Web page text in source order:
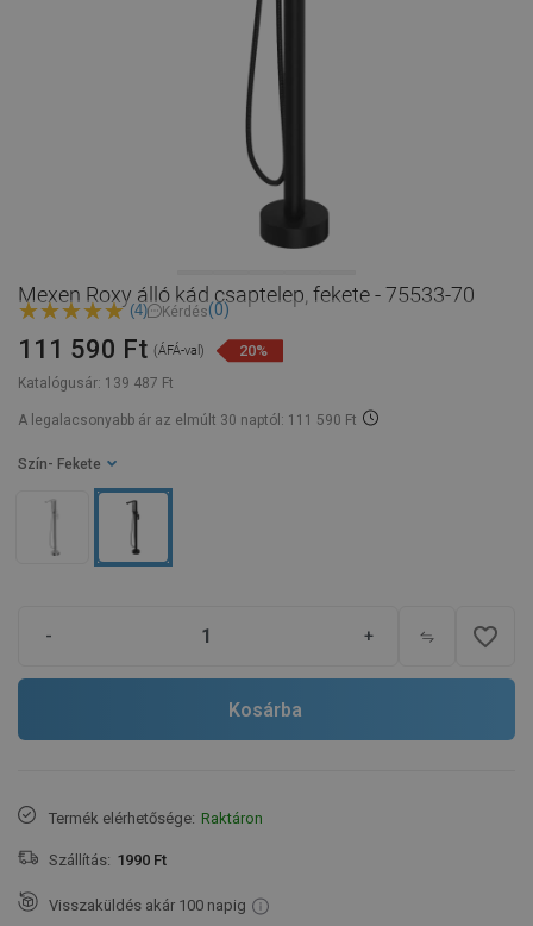
Mexen Roxy álló kád csaptelep, fekete - 75533-70
(4) Kérdés(0)
Katalógusár: 139 487 Ft
111 590 Ft (ÁFÁ-val) 20%
A legalacsonyabb ár az elmúlt 30 naptól: 111 590 Ft
Szín - Fekete
- + favorite_border
Kosárba
Termék elérhetősége: Raktáron
Szállítás: 1990 Ft
Visszaküldés akár 100 napig